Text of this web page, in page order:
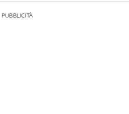
PUBBLICITÀ